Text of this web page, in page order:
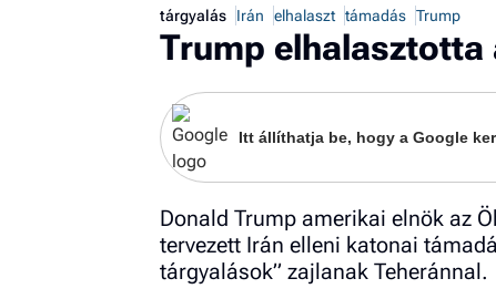
tárgyalás Irán elhalaszt támadás Trump
Trump
Itt állíthatja be, hogy a Google
Donald Trump amerikai elnök az
tervezett Irán elleni katonai
tárgyalások” zajlanak Teheránnal.